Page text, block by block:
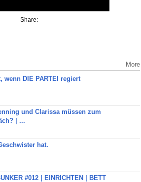
Share:
More
wenn DIE PARTEI regiert
und Clarissa müssen zum
| ...
hat.
#012 | EINRICHTEN | BETT